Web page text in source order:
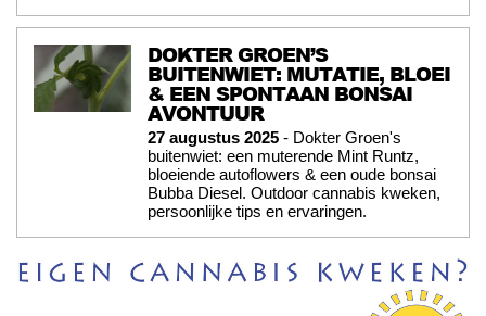
DOKTER GROEN’S
BUITENWIET: MUTATIE, BLOEI
& EEN SPONTAAN BONSAI
AVONTUUR
27 augustus 2025 - Dokter Groen's
buitenwiet: een muterende Mint Runtz,
bloeiende autoflowers & een oude bonsai
Bubba Diesel. Outdoor cannabis kweken,
persoonlijke tips en ervaringen.